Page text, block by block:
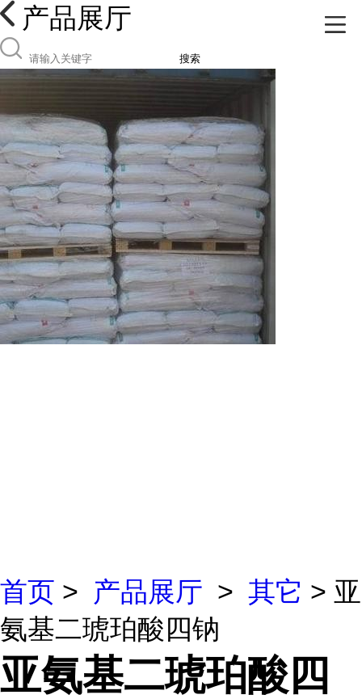
产品展厅
搜索
首页 > 产品展厅 > 其它 > 亚
氨基二琥珀酸四钠
亚氨基二琥珀酸四